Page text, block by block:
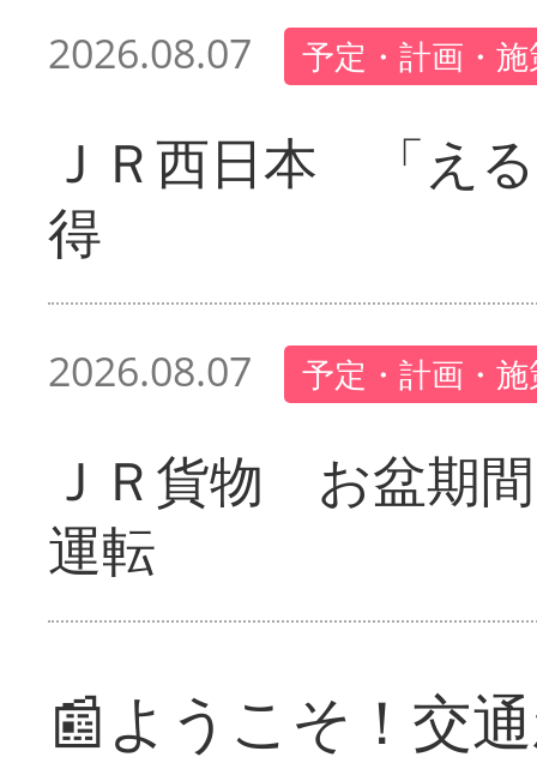
2026.08.07 予定・計画・
ＪＲ西日本 「え
得
2026.08.07 予定・計画・
ＪＲ貨物 お盆期
運転
📰ようこそ！交